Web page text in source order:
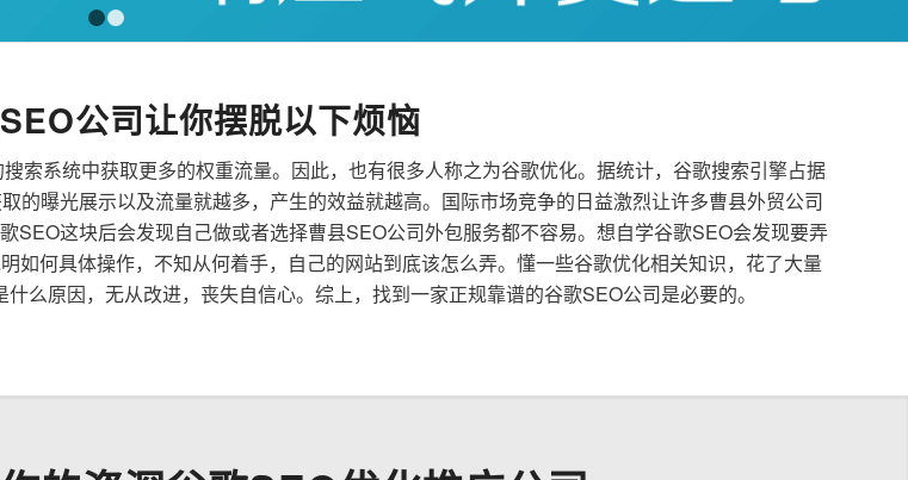
公司让你摆脱以下烦恼
索系统中获取更多的权重流量。因此，也有很多人称之为谷歌优化。据统计，谷歌搜索引擎占据
的曝光展示以及流量就越多，产生的效益就越高。国际市场竞争的日益激烈让许多曹县外贸公司
这块后会发现自己做或者选择曹县SEO公司外包服务都不容易。想自学谷歌SEO会发现要弄
如何具体操作，不知从何着手，自己的网站到底该怎么弄。懂一些谷歌优化相关知识，花了大量
么原因，无从改进，丧失自信心。综上，找到一家正规靠谱的谷歌SEO公司是必要的。